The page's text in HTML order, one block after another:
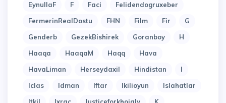
EynullaF
F Faci
Felidendogruxeber
FermerinRealDostu
FHN Film Fir
G
Genderb
GezekBishirek Goranboy
H
Haaqa
HaaqaM Haqq
Hava
HavaLiman
Herseydaxil Hindistan
I
Iclas
Idman Iftar Ikilioyun
Islahatlar